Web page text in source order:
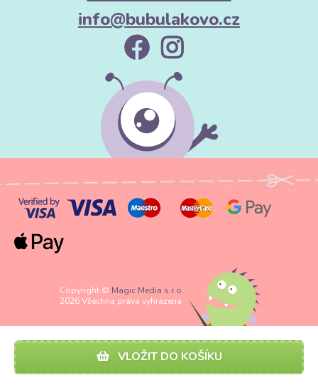
VLOŽIT DO KOŠÍKU
info@bubulakovo.cz
Copyright © Magic Media s.r.o.
2026 Všechna práva vyhrazena